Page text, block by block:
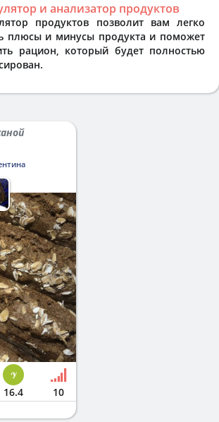
и анализатор продуктов
продуктов позволит вам легко
плюсы и минусы продукта и поможет
рацион, который будет полностью
16.4 10